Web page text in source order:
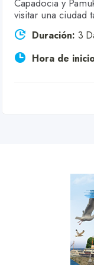
Capadocia y
visitar una ciudad
Duración: 3
Hora de